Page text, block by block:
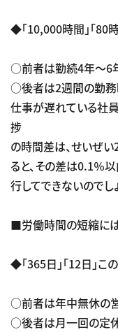
◆「10,000時間」「80
○前者は勤続4年～6
○後者は2週間の勤務
仕事が遅れている社
捗
の時間差は、せいぜ
ると、その差は0.1％
行してできないのでし
■労働時間の短縮には
◆「365日」「12日」こ
○前者は年中無休の
○後者は月一回の定休